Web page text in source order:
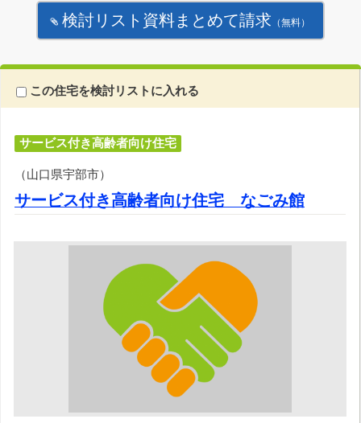
検討リスト資料まとめて請求 （無料）
この住宅を検討リストに入れる
サービス付き高齢者向け住宅
（山口県宇部市）
サービス付き高齢者向け住宅 なごみ館